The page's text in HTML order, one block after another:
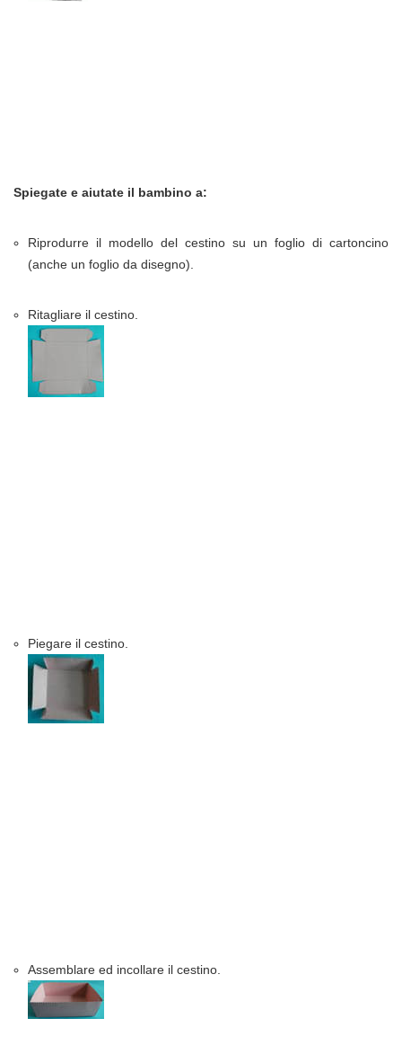
Spiegate e aiutate il bambino a:
Riprodurre il modello del cestino su un foglio di cartoncino
(anche un foglio da disegno).
Ritagliare il cestino.
Piegare il cestino.
Assemblare ed incollare il cestino.